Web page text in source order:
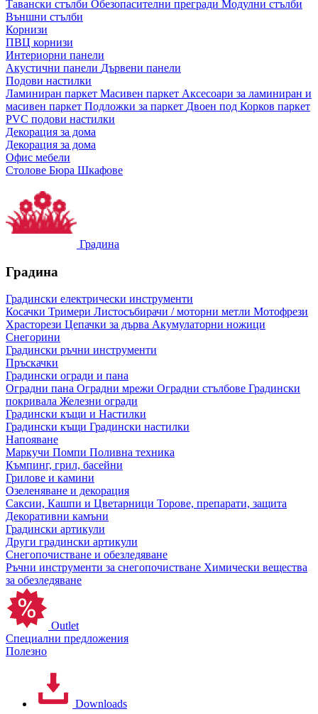
Тавански стълби Обезопасителни прегради Модулни стълби
Външни стълби
Корнизи
ПВЦ корнизи
Интериорни панели
Акустични панели Дървени панели
Подови настилки
Ламиниран паркет Масивен паркет Аксесоари за ламиниран и
масивен паркет Подложки за паркет Двоен под Корков паркет
PVC подови настилки
Декорация за дома
Декорация за дома
Офис мебели
Столове Бюра Шкафове
Градина
Градина
Градински електрически инструменти
Косачки Тримери Листосъбирачи / моторни метли Мотофрези
Храсторези Цепачки за дърва Акумулаторни ножици
Снегорини
Градински ръчни инструменти
Пръскачки
Градински огради и пана
Оградни пана Оградни мрежи Оградни стълбове Градински
покривала Железни огради
Градински къщи и Настилки
Градински къщи Градински настилки
Напояване
Маркучи Помпи Поливна техника
Къмпинг, грил, басейни
Грилове и камини
Озеленяване и декорация
Саксии, Кашпи и Цветарници Торове, препарати, защита
Декоративни камъни
Градински артикули
Други градински артикули
Снегопочистване и обезледяване
Ръчни инструменти за снегопочистване Химически вещества
за обезледяване
Outlet
Специални предложения
Полезно
Downloads